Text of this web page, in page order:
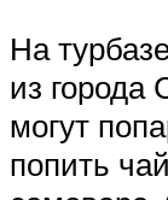
На
из города
могут
попить